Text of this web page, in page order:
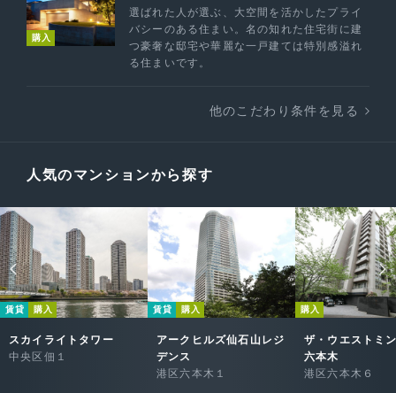
購入
選ばれた人が選ぶ、大空間を活かしたプライ
バシーのある住まい。名の知れた住宅街に建
つ豪奢な邸宅や華麗な一戸建ては特別感溢れ
る住まいです。
他のこだわり条件を見る
人気のマンションから探す
賃貸 購入
スカイライトタワー
中央区佃１
賃貸 購入
アークヒルズ仙石山レジ
デンス
港区六本木１
購入
ザ・ウエストミ
六本木
港区六本木６